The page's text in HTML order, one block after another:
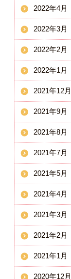
2022年4月
2022年3月
2022年2月
2022年1月
2021年12月
2021年9月
2021年8月
2021年7月
2021年5月
2021年4月
2021年3月
2021年2月
2021年1月
2020年12月